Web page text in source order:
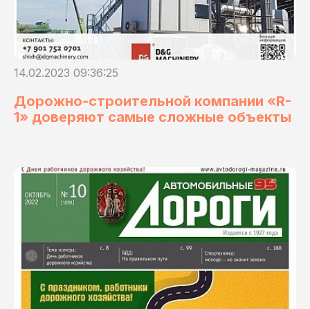
14.02.2023 09:36:25
Дорожно-строительной компании «R-
1» доверяют самые сложные объекты